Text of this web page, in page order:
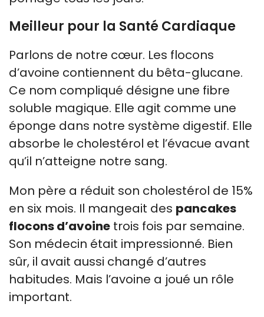
Meilleur pour la Santé Cardiaque
Parlons de notre cœur. Les flocons
d’avoine contiennent du bêta-glucane.
Ce nom compliqué désigne une fibre
soluble magique. Elle agit comme une
éponge dans notre système digestif. Elle
absorbe le cholestérol et l’évacue avant
qu’il n’atteigne notre sang.
Mon père a réduit son cholestérol de 15%
en six mois. Il mangeait des pancakes
flocons d’avoine trois fois par semaine.
Son médecin était impressionné. Bien
sûr, il avait aussi changé d’autres
habitudes. Mais l’avoine a joué un rôle
important.